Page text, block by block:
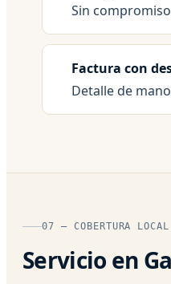
Sin
Factura con
Detalle de
07 — COBERTURA LOCAL
Servicio en